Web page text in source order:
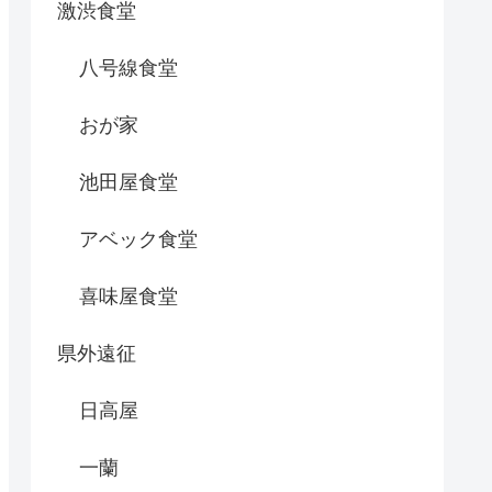
激渋食堂
八号線食堂
おが家
池田屋食堂
アベック食堂
喜味屋食堂
県外遠征
日高屋
一蘭